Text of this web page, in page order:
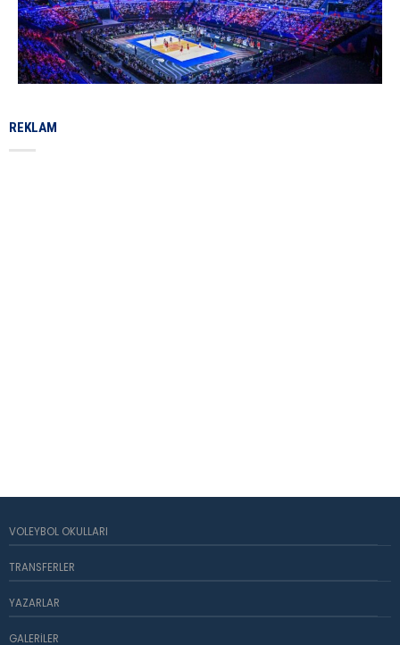
REKLAM
VOLEYBOL OKULLARI
TRANSFERLER
YAZARLAR
GALERILER